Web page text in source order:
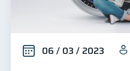
06 / 03 / 2023